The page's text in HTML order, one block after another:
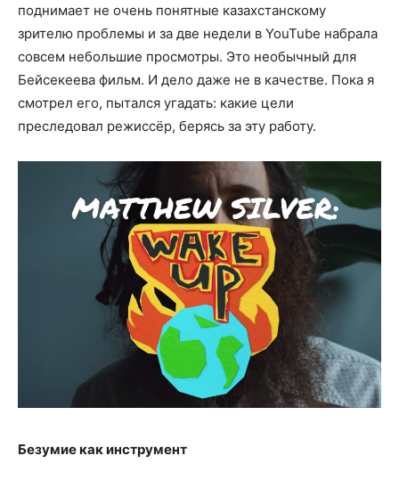
поднимает не очень понятные казахстанскому
зрителю проблемы и за две недели в YouTube набрала
совсем небольшие просмотры. Это необычный для
Бейсекеева фильм. И дело даже не в качестве. Пока я
смотрел его, пытался угадать: какие цели
преследовал режиссёр, берясь за эту работу.
Безумие как инструмент